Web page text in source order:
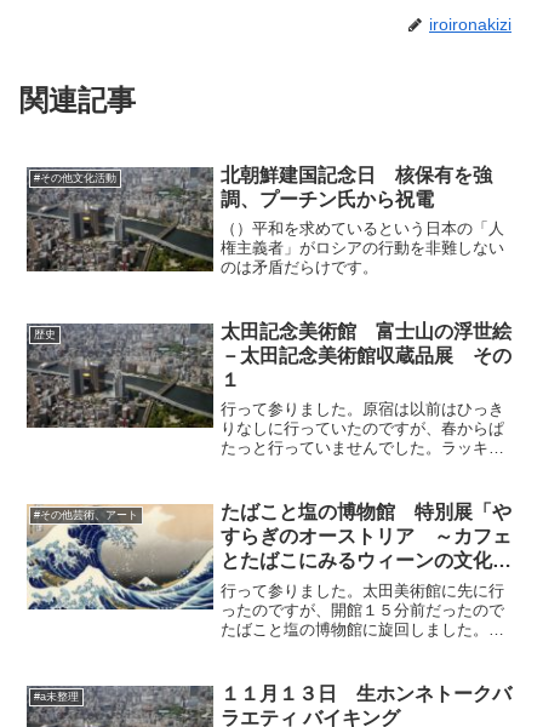
iroironakizi
関連記事
#その他文化活動
北朝鮮建国記念日 核保有を強
調、プーチン氏から祝電
（）平和を求めているという日本の「人
権主義者」がロシアの行動を非難しない
のは矛盾だらけです。
歴史
太田記念美術館 富士山の浮世絵
－太田記念美術館収蔵品展 その
１
行って参りました。原宿は以前はひっき
りなしに行っていたのですが、春からぱ
たっと行っていませんでした。ラッキ
ら、今までみんなが夏風邪かな、といっ
ていたのを埼玉の医師がデン...
#その他芸術、アート
たばこと塩の博物館 特別展「や
すらぎのオーストリア ～カフェ
とたばこにみるウィーンの文化史
～」
行って参りました。太田美術館に先に行
ったのですが、開館１５分前だったので
たばこと塩の博物館に旋回しました。講
いると団体料金になるので、５０円でし
た。コストパフォーマンス...
#a未整理
１１月１３日 生ホンネトークバ
ラエティ バイキング